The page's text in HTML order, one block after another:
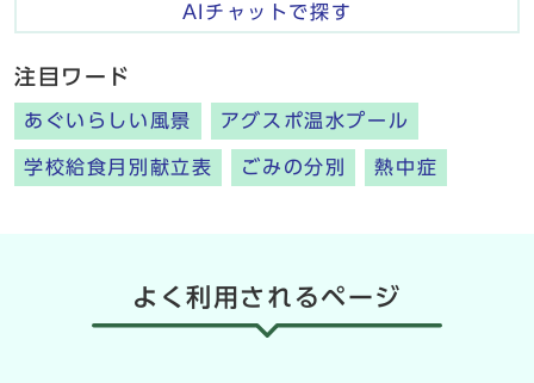
AIチャットで探す
注目ワード
あぐいらしい風景 アグスポ温水プール
学校給食月別献立表 ごみの分別 熱中症
よく利用されるページ